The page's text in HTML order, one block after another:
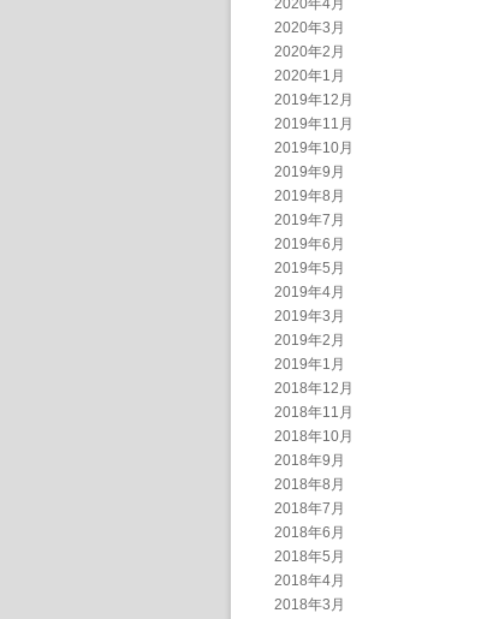
2020年4月
2020年3月
2020年2月
2020年1月
2019年12月
2019年11月
2019年10月
2019年9月
2019年8月
2019年7月
2019年6月
2019年5月
2019年4月
2019年3月
2019年2月
2019年1月
2018年12月
2018年11月
2018年10月
2018年9月
2018年8月
2018年7月
2018年6月
2018年5月
2018年4月
2018年3月